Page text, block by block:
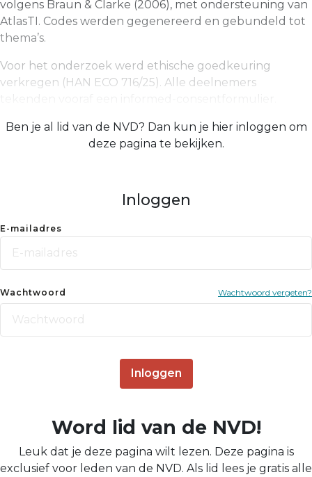
volgens Braun & Clarke (2006), met ondersteuning van
AtlasTI. Codes werden gegenereerd en gebundeld tot
thema’s.
Voor het onderzoek werd ethische goedkeuring
verkregen (HAN ECO 716/25). Alle deelnemers
Ben je al lid van de NVD? Dan kun je hier inloggen om
deze pagina te bekijken.
Inloggen
E-mailadres
Wachtwoord Wachtwoord vergeten?
Inloggen
Word lid van de NVD!
Leuk dat je deze pagina wilt lezen. Deze pagina is
exclusief voor leden van de NVD. Als lid lees je gratis alle